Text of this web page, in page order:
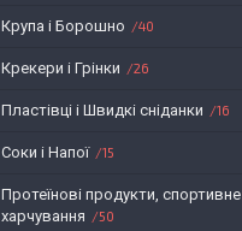
Крупа і Борошно 40
Крекери і Грінки 26
Пластівці і Швидкі сніданки 16
Соки і Напої 15
Протеїнові продукти, спортивне
харчування
50